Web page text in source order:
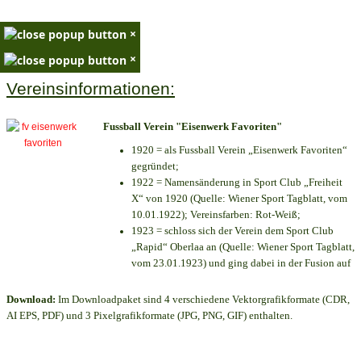
×
×
Vereinsinformationen:
Fussball Verein "Eisenwerk Favoriten"
1920 = als Fussball Verein „Eisenwerk Favoriten“
gegründet;
1922 = Namensänderung in Sport Club „Freiheit
X“ von 1920 (Quelle: Wiener Sport Tagblatt, vom
10.01.1922); Vereinsfarben: Rot-Weiß;
1923 = schloss sich der Verein dem Sport Club
„Rapid“ Oberlaa an (Quelle: Wiener Sport Tagblatt,
vom 23.01.1923) und ging dabei in der Fusion auf
Download: Im Downloadpaket sind 4 verschiedene Vektorgrafikformate (CDR,
AI EPS, PDF) und 3 Pixelgrafikformate (JPG, PNG, GIF) enthalten.